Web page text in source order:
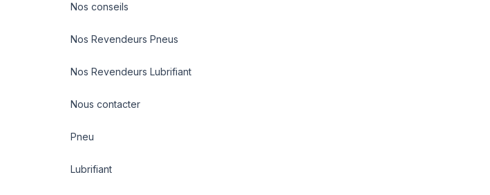
Nos conseils
Nos Revendeurs Pneus
Nos Revendeurs Lubrifiant
Nous contacter
Pneu
Lubrifiant